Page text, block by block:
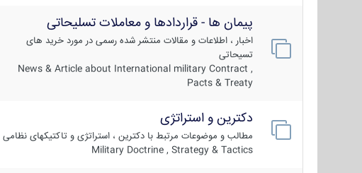
پیمان ها - قراردادها و معاملات تسلیحاتی
اخبار ، اطلاعات و مقالات منتشر شده رسمی در مورد خرید های
تسیحاتی
News & Article about International military Contract ,
Pacts & Treaty
دکترین و استراتژی
مطالب و موضوعات مرتبط با دکترین ، استراتژی و تاکتیکهای نظامی
Military Doctrine , Strategy & Tactics